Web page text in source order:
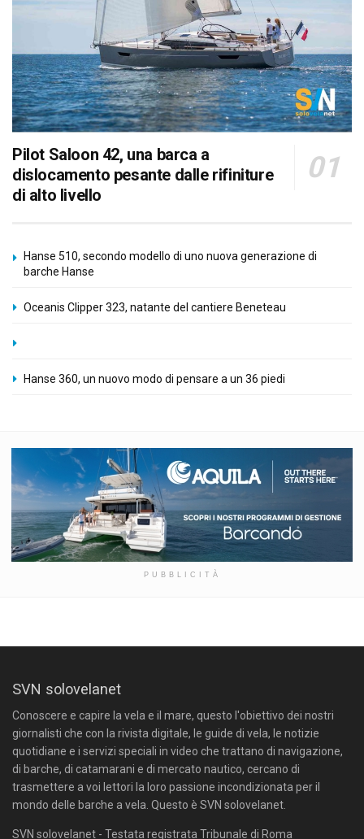
Pilot Saloon 42, una barca a
dislocamento pesante dalle rifiniture
di alto livello
Hanse 510, secondo modello di uno nuova generazione di
barche Hanse
Oceanis Clipper 323, natante del cantiere Beneteau
Hanse 360, un nuovo modo di pensare a un 36 piedi
PUBBLICITÀ
SVN solovelanet
Conoscere e capire la vela e il mare, questo l'obiettivo dei nostri
giornalisti che con la rivista digitale, le guide di vela, le notizie
quotidiane e i servizi speciali in video che trattano di navigazione,
di barche, di catamarani e di mercato nautico, cercano di
trasmettere a voi lettori la loro passione incondizionata per il
mondo delle barche a vela. Questo è SVN solovelanet.
SVN solovelanet - Testata registrata Tribunale di Roma